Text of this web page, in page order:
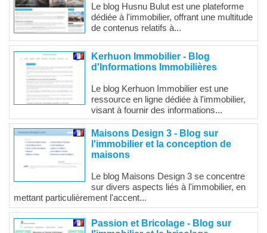
Le blog Husnu Bulut est une plateforme
dédiée à l'immobilier, offrant une multitude
de contenus relatifs à...
Kerhuon Immobilier - Blog
d'Informations Immobilières
Le blog Kerhuon Immobilier est une
ressource en ligne dédiée à l'immobilier,
visant à fournir des informations...
Maisons Design 3 - Blog sur
l'immobilier et la conception de
maisons
Le blog Maisons Design 3 se concentre
sur divers aspects liés à l'immobilier, en
mettant particulièrement l'accent...
Passion et Bricolage - Blog sur